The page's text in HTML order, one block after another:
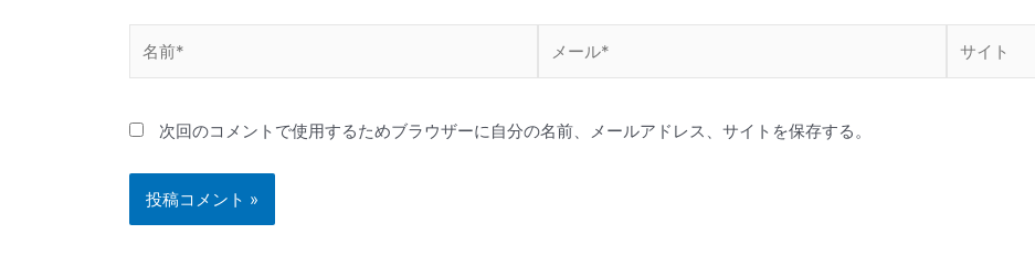
前
ー
次回のコメントで使用するためブラウザーに自分の名前、メールアドレス、サイトを保存する。